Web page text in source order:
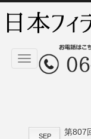
Toggle
navigation
SEP 第807